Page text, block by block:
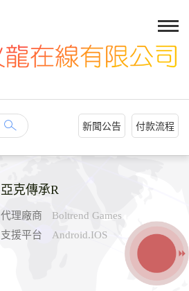
新聞公告 付款流程
亞克傳承R
代理廠商
Boltrend Games
支援平台
Android.IOS